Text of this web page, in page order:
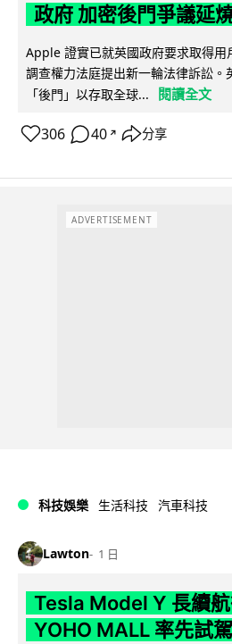
政府 加密後門爭議延
Apple 證實已就英國政府要求取得用
調查權力法庭提出新一輪法律訴訟
「後門」以存取全球...
閱讀全文
306 40 ↗ 分享
ADVERTISEMENT
科技娛樂 生活科技 汽車科技
Lawton 1 日
Tesla Model Y 長續
YOHO MALL 率先試駕